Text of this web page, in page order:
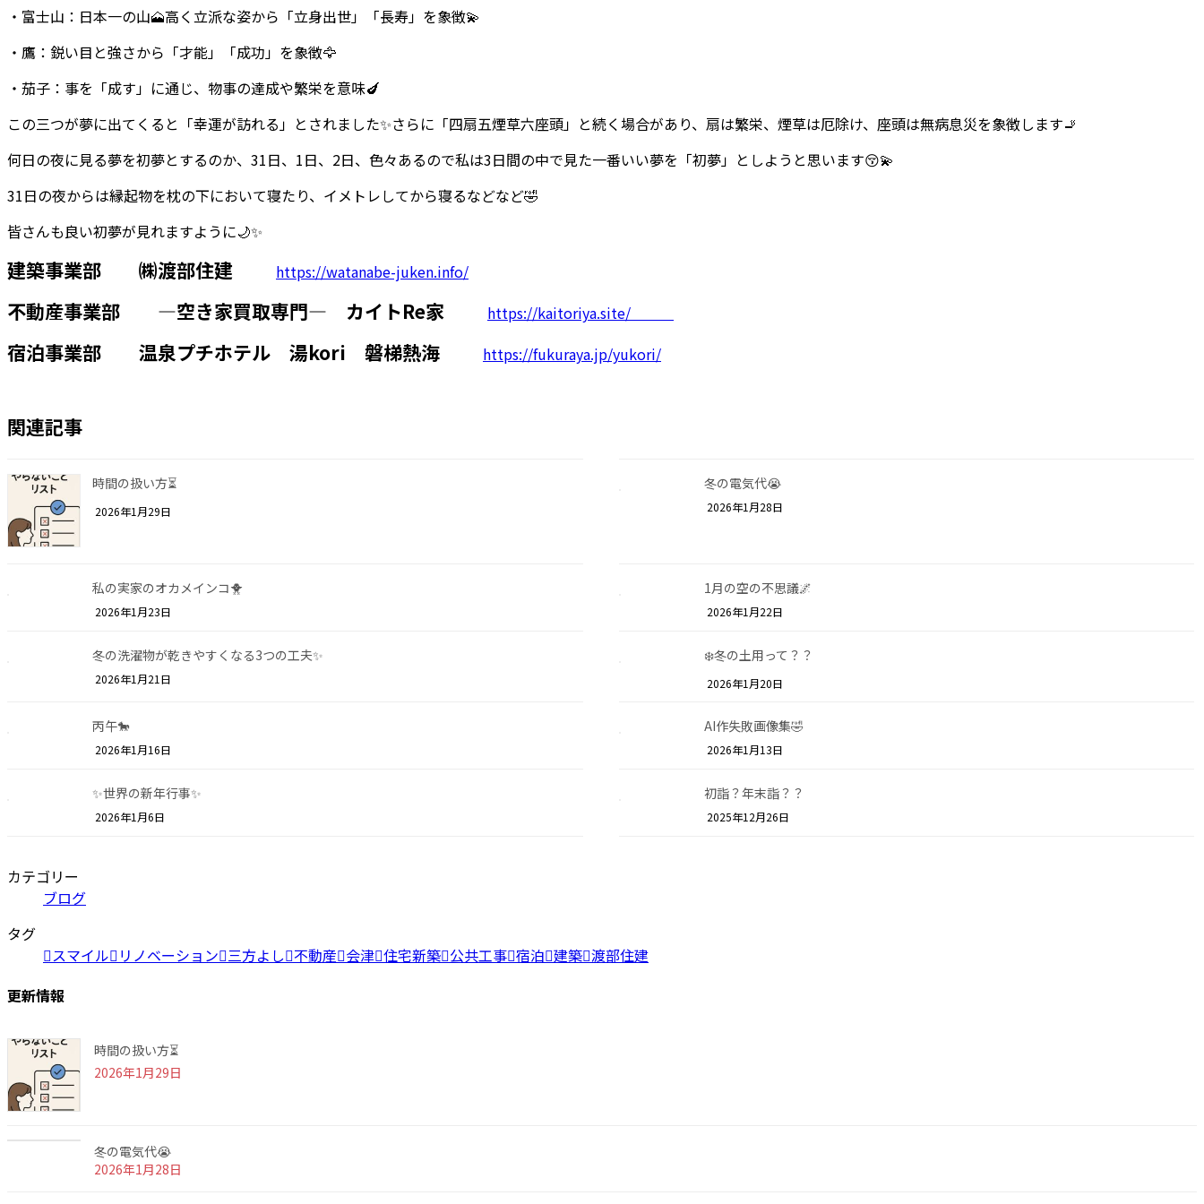
・富士山：日本一の山🗻高く立派な姿から「立身出世」「長寿」を象徴💫
・鷹：鋭い目と強さから「才能」「成功」を象徴🦅
・茄子：事を「成す」に通じ、物事の達成や繁栄を意味🍆
この三つが夢に出てくると「幸運が訪れる」とされました✨さらに「四扇五煙草六座頭」と続く場合があり、扇は繁栄、煙草は厄除け、座頭は無病息災を象徴します🚬
何日の夜に見る夢を初夢とするのか、31日、1日、2日、色々あるので私は3日間の中で見た一番いい夢を「初夢」としようと思います😚💫
31日の夜からは縁起物を枕の下において寝たり、イメトレしてから寝るなどなど🤣
皆さんも良い初夢が見れますように🌙✨
建築事業部 ㈱渡部住建 https://watanabe-juken.info/
不動産事業部 ―空き家買取専門― カイトRe家 https://kaitoriya.site/
宿泊事業部 温泉プチホテル 湯kori 磐梯熱海 https://fukuraya.jp/yukori/
関連記事
時間の扱い方⏳
2026年1月29日
冬の電気代😭
2026年1月28日
私の実家のオカメインコ🐥
2026年1月23日
1月の空の不思議🌌
2026年1月22日
冬の洗濯物が乾きやすくなる3つの工夫✨
2026年1月21日
❄️冬の土用って？？
2026年1月20日
丙午🐎
2026年1月16日
AI作失敗画像集🤣
2026年1月13日
✨世界の新年行事✨
2026年1月6日
初詣？年末詣？？
2025年12月26日
カテゴリー
ブログ
タグ
スマイル リノベーション 三方よし 不動産 会津 住宅新築 公共工事 宿泊 建築 渡部住建
更新情報
時間の扱い方⏳
2026年1月29日
冬の電気代😭
2026年1月28日